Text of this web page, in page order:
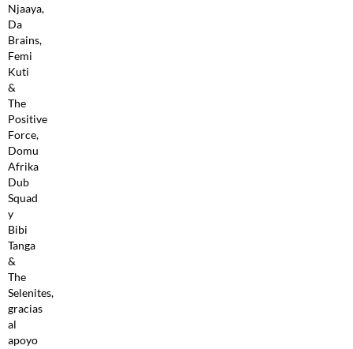
Njaaya,
Da
Brains,
Femi
Kuti
&
The
Positive
Force,
Domu
Afrika
Dub
Squad
y
Bibi
Tanga
&
The
Selenites,
gracias
al
apoyo